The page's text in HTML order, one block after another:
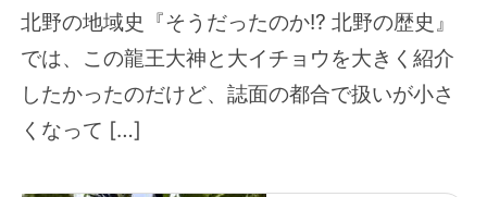
北野の地域史『そうだったのか!? 北野の歴史』
では、この龍王大神と大イチョウを大きく紹介
したかったのだけど、誌面の都合で扱いが小さ
くなって […]